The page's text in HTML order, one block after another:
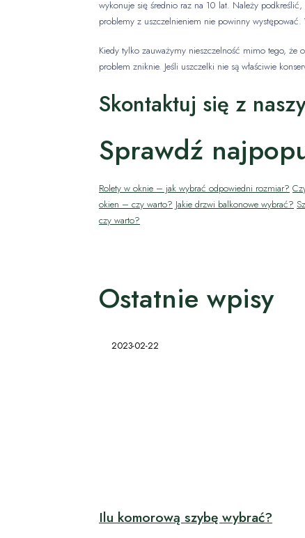
wykonuje się średnio raz na 10 lat. Należy
problemy z uszczelnieniem nie powinny
Kiedy tylko zauważymy nieszczelność mimo tego, że
problem zniknie. Jeśli uszczelki nie są właściwie
Skontaktuj się z
Sprawdź
Rolety w oknie – jak wybrać odpowiedni rozmiar?
okien – czy warto? Jakie drzwi balkonowe wybrać?
czy warto?
Ostatnie wpisy
Ilu komorową szybę wybrać?
2023-02-22